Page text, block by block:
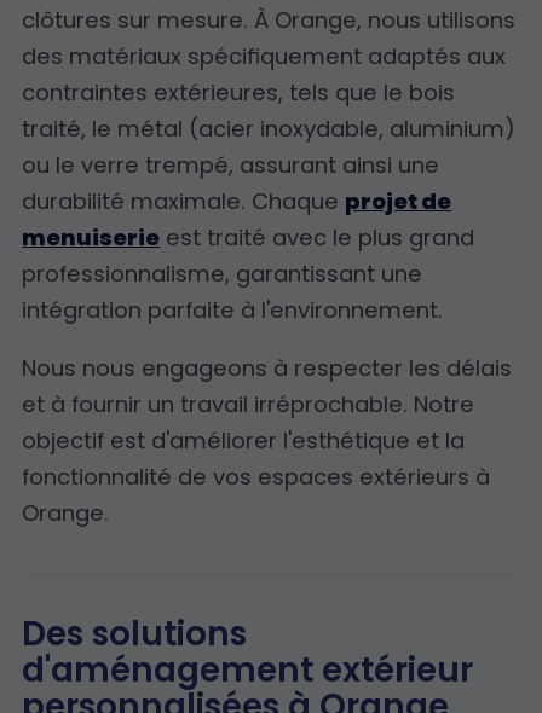
clôtures sur mesure. À Orange, nous utilisons
des matériaux spécifiquement adaptés aux
contraintes extérieures, tels que le bois
traité, le métal (acier inoxydable, aluminium)
ou le verre trempé, assurant ainsi une
durabilité maximale. Chaque projet de
menuiserie est traité avec le plus grand
professionnalisme, garantissant une
intégration parfaite à l'environnement.
Nous nous engageons à respecter les délais
et à fournir un travail irréprochable. Notre
objectif est d'améliorer l'esthétique et la
fonctionnalité de vos espaces extérieurs à
Orange.
Des solutions
d'aménagement extérieur